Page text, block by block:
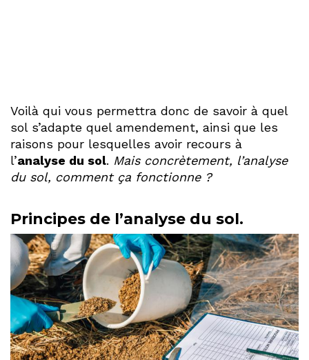
Voilà qui vous permettra donc de savoir à quel
sol s’adapte quel amendement, ainsi que les
raisons pour lesquelles avoir recours à
l’analyse du sol. Mais concrètement, l’analyse
du sol, comment ça fonctionne ?
Principes de l’analyse du sol.